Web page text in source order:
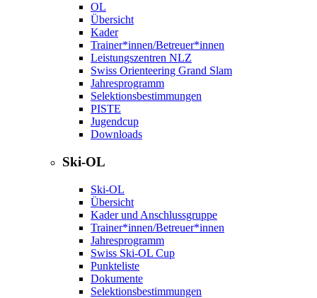
OL
Übersicht
Kader
Trainer*innen/Betreuer*innen
Leistungszentren NLZ
Swiss Orienteering Grand Slam
Jahresprogramm
Selektionsbestimmungen
PISTE
Jugendcup
Downloads
Ski-OL
Ski-OL
Übersicht
Kader und Anschlussgruppe
Trainer*innen/Betreuer*innen
Jahresprogramm
Swiss Ski-OL Cup
Punkteliste
Dokumente
Selektionsbestimmungen